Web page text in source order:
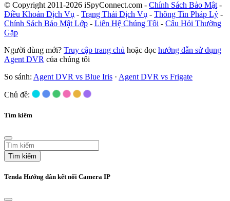
© Copyright 2011-2026 iSpyConnect.com - Chính Sách Bảo Mật -
Điều Khoản Dịch Vụ - Trạng Thái Dịch Vụ - Thông Tin Pháp Lý -
Chính Sách Bảo Mật Lớp - Liên Hệ Chúng Tôi - Câu Hỏi Thường
Gặp
Người dùng mới? Truy cập trang chủ hoặc đọc hướng dẫn sử dụng
Agent DVR của chúng tôi
So sánh: Agent DVR vs Blue Iris · Agent DVR vs Frigate
Chủ đề:
Tìm kiếm
Tìm kiếm
Tenda Hướng dẫn kết nối Camera IP